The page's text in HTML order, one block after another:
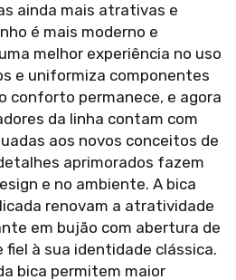
ainda mais atrativas e
é mais moderno e
melhor experiência no uso
e uniformiza componentes
conforto permanece, e agora
da linha contam com
aos novos conceitos de
aprimorados fazem
e no ambiente. A bica
renovam a atratividade
em bujão com abertura de
à sua identidade clássica.
bica permitem maior